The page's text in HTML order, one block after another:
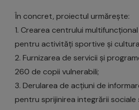
În concret, proiectul urmărește:
1. Crearea centrului
pentru activități sportive și
2. Furnizarea de servicii și
260 de copii vulnerabili;
3. Derularea de acțiuni de
pentru sprijinirea integrării sociale